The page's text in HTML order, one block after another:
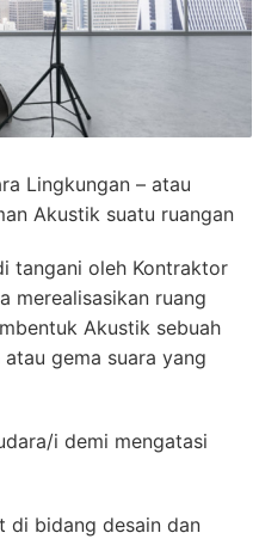
Lingkungan – atau
Akustik suatu ruangan
tangani oleh Kontraktor
merealisasikan ruang
Akustik sebuah
gema suara yang
i demi mengatasi
di bidang desain dan